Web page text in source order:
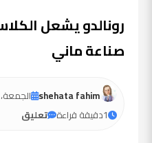
رونالدو يشعل
صناعة ماني
shehata fahim الجمعة، 22 سبتمبر 2023
1دقيقة قراءة تعليق